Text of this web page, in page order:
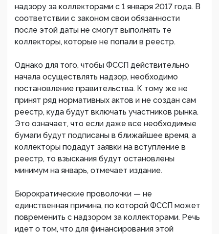
надзору за коллекторами с 1 января 2017 года. В
соответствии с законом свои обязанности
после этой даты не смогут выполнять те
коллекторы, которые не попали в реестр.
Однако для того, чтобы ФССП действительно
начала осуществлять надзор, необходимо
постановление правительства. К тому же не
принят ряд нормативных актов и не создан сам
реестр, куда будут включать участников рынка.
Это означает, что если даже все необходимые
бумаги будут подписаны в ближайшее время, а
коллекторы подадут заявки на вступление в
реестр, то взыскания будут остановлены
минимум на январь, отмечает издание.
Бюрократические проволочки — не
единственная причина, по которой ФССП может
повременить с надзором за коллекторами. Речь
идет о том, что для финансирования этой